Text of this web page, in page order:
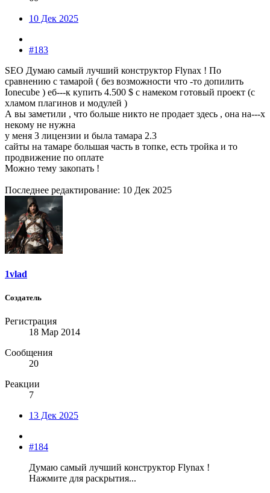
10 Дек 2025
#183
SEO Думаю самый лучший конструктор Flynax ! По
сравнению с тамарой ( без возможности что -то допилить
Ionecube ) еб---к купить 4.500 $ с намеком готовый проект (с
хламом плагинов и модулей )
А вы заметили , что больше никто не продает здесь , она на---х
некому не нужна
у меня 3 лицензии и была тамара 2.3
сайты на тамаре большая часть в топке, есть тройка и то
продвижение по оплате
Можно тему закопать !
Последнее редактирование: 10 Дек 2025
1vlad
Создатель
Регистрация
18 Мар 2014
Сообщения
20
Реакции
7
13 Дек 2025
#184
Думаю самый лучший конструктор Flynax !
Нажмите для раскрытия...